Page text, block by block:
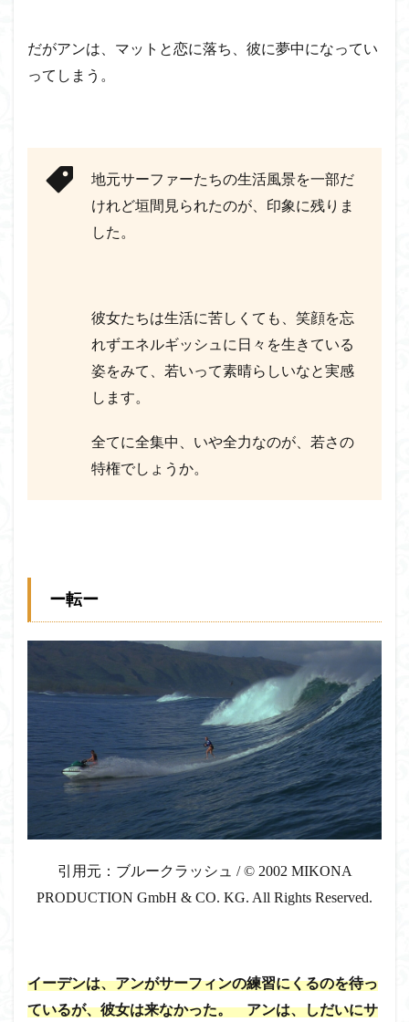
だがアンは、マットと恋に落ち、彼に夢中になってい
ってしまう。
地元サーファーたちの生活風景を一部だ
けれど垣間見られたのが、印象に残りま
した。
彼女たちは生活に苦しくても、笑顔を忘
れずエネルギッシュに日々を生きている
姿をみて、若いって素晴らしいなと実感
します。
全てに全集中、いや全力なのが、若さの
特権でしょうか。
ー転ー
引用元：ブルークラッシュ /© 2002 MIKONA
PRODUCTION GmbH & CO. KG. All Rights Reserved.
イーデンは、アンがサーフィンの練習にくるのを待っ
ているが、彼女は来なかった。 アンは、しだいにサ